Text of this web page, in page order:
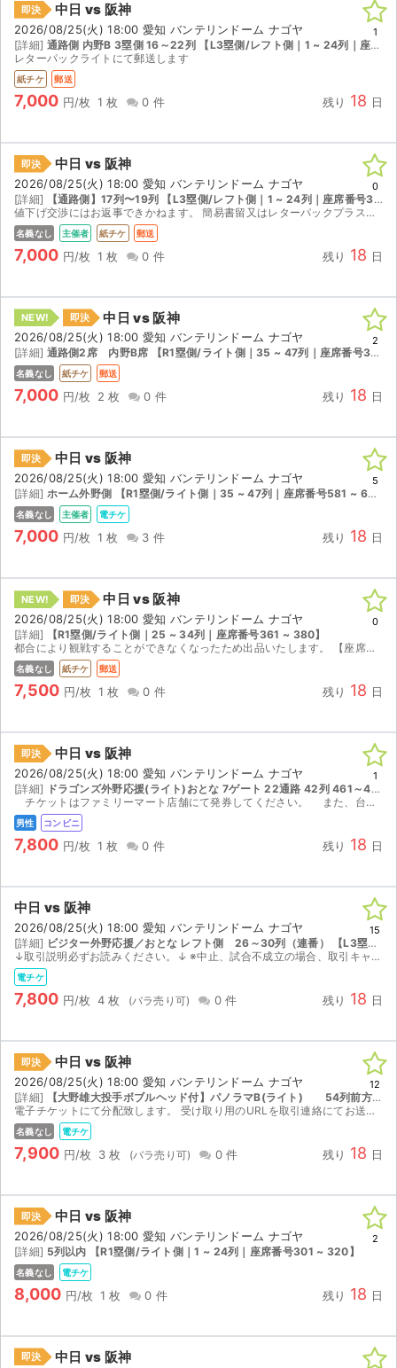
即決 中日 vs 阪神
2026/08/25(火) 18:00 愛知 バンテリンドーム ナゴヤ
[詳細] 通路側 内野B 3塁側 16～22列 【L3塁側/レフト側｜1 ~ 24列｜座席番号321 ~ 340】
レターパックライトにて郵送します
紙チケ 郵送
7,000 円/枚 1 枚 0 件 残り 18 日
1
即決 中日 vs 阪神
2026/08/25(火) 18:00 愛知 バンテリンドーム ナゴヤ
[詳細]
【通路側】17列〜19列 【L3塁側/レフト側｜1 ~ 24列｜座席番号321 ~ 340】
値下げ交渉にはお返事できかねます。 簡易書留又はレターパックプラスにて発送いたします。
名義なし 主催者 紙チケ 郵送
7,000 円/枚 1 枚 0 件 残り 18 日
0
NEW! 即決 中日 vs 阪神
2026/08/25(火) 18:00 愛知 バンテリンドーム ナゴヤ
[詳細] 通路側2席 内野B席 【R1塁側/ライト側｜35 ~ 47列｜座席番号381 ~ 400】
名義なし 紙チケ 郵送
7,000 円/枚 2 枚 0 件 残り 18 日
2
即決 中日 vs 阪神
2026/08/25(火) 18:00 愛知 バンテリンドーム ナゴヤ
[詳細] ホーム外野側 【R1塁側/ライト側｜35 ~ 47列｜座席番号581 ~ 600】
名義なし 主催者 電チケ
7,000 円/枚 1 枚 3 件 残り 18 日
5
NEW! 即決 中日 vs 阪神
2026/08/25(火) 18:00 愛知 バンテリンドーム ナゴヤ
[詳細]
【R1塁側/ライト側｜25 ~ 34列｜座席番号361 ~ 380】
都合により観戦することができなくなったため出品いたします。 【座席情報】 1塁側 内野指定席21列 取引確定後のキャンセルはお受けできません。 迅速で丁寧な対応を心がけておりますので、よろしく...
名義なし 紙チケ 郵送
7,500 円/枚 1 枚 0 件 残り 18 日
0
即決 中日 vs 阪神
2026/08/25(火) 18:00 愛知 バンテリンドーム ナゴヤ
[詳細] ドラゴンズ外野応援(ライト)おとな 7ゲート 22通路 42列 461～474番のうちの通路側1席 【R1塁側/ライト側｜35 ~ 47列｜座席番号461 ~ 480】
チケットはファミリーマート店舗にて発券してください。 また、台風等で万が一試合が中止になった場合は、ご自身で払い戻しをお願いします。その場合、払い戻し額は券面に表示された金額となります。
男性 コンビニ
7,800 円/枚 1 枚 0 件 残り 18 日
1
中日 vs 阪神
2026/08/25(火) 18:00 愛知 バンテリンドーム ナゴヤ
[詳細] ビジター外野応援／おとな レフト側 26～30列（連番） 【L3塁側/レフト側｜25 ~ 34列｜座席番号541 ~ 560】
↓取引説明必ずお読みください。↓ ※中止、試合不成立の場合、取引キャンセルとし全額返金いたします。 取引メッセージにてQRチケット分配URLをお送りします。 こちらは電子チケットのため、公...
電チケ
7,800 円/枚 4 枚 0 件 残り 18 日
15
即決 中日 vs 阪神
2026/08/25(火) 18:00 愛知 バンテリンドーム ナゴヤ
[詳細]
【大野雄大投手ボブルヘッド付】パノラマB(ライト) 54列前方通路1-5連番
電子チケットにて分配致します。 受け取り用のURLを取引連絡にてお送りします。
名義なし 電チケ
7,900 円/枚 3 枚 0 件 残り 18 日
12
即決 中日 vs 阪神
2026/08/25(火) 18:00 愛知 バンテリンドーム ナゴヤ
[詳細] 5列以内 【R1塁側/ライト側｜1 ~ 24列｜座席番号301 ~ 320】
名義なし 電チケ
8,000 円/枚 1 枚 0 件 残り 18 日
2
即決 中日 vs 阪神